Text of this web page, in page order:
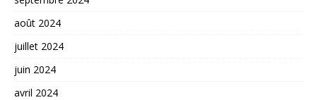
août 2024
juillet 2024
juin 2024
avril 2024